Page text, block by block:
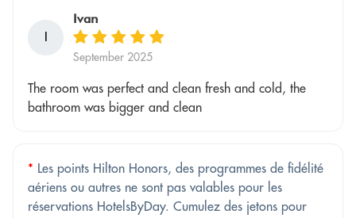
I
Ivan
September 2025
The room was perfect and clean fresh and cold, the
bathroom was bigger and clean
* Les points Hilton Honors, des programmes de fidélité
aériens ou autres ne sont pas valables pour les
réservations HotelsByDay. Cumulez des jetons pour